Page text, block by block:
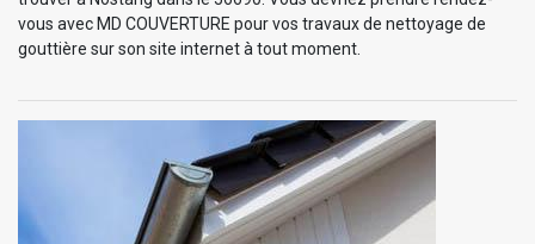
vous avec MD COUVERTURE pour vos travaux de nettoyage de
gouttière sur son site internet à tout moment.